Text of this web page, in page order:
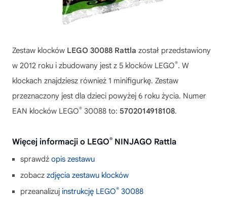
Zestaw klocków LEGO 30088 Rattla został przedstawiony
w 2012 roku i zbudowany jest z 5 klocków LEGO®. W
klockach znajdziesz również 1 minifigurkę. Zestaw
przeznaczony jest dla dzieci powyżej 6 roku życia. Numer
EAN klocków LEGO® 30088 to: 5702014918108.
Więcej informacji o LEGO® NINJAGO Rattla
sprawdź opis zestawu
zobacz zdjęcia zestawu klocków
przeanalizuj instrukcję LEGO® 30088